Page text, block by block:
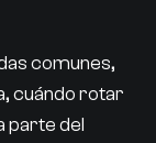
comunes,
cuándo rotar
parte del